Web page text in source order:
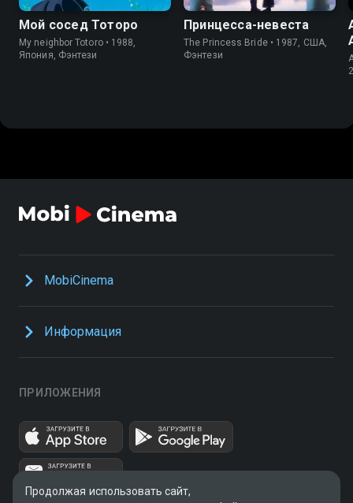
Мой сосед Тоторо
My neighbor Totoro • 1988,
Япония, Фэнтези
Принцесса-невеста
The Princess Bride • 1987, США,
Фэнтези
MobiCinema
Информация
ПРИЛОЖЕНИЯ
Продолжая использовать сайт,